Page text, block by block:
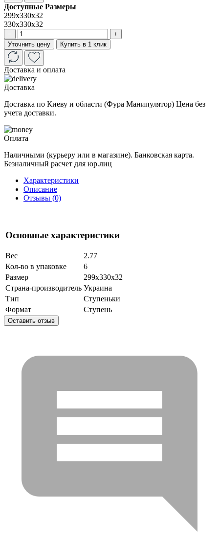
Доступные Размеры
299х330х32
330х330х32
−
+
Уточнить цену
Купить в 1 клик
Доставка и оплата
Доставка
Доставка по Киеву и области (Фура Манипулятор) Цена без
учета доставки.
Оплата
Наличными (курьеру или в магазине). Банковская карта.
Безналичный расчет для юр.лиц
Характеристики
Описание
Отзывы (0)
Основные характеристики
Вес
2.77
Кол-во в упаковке
6
Размер
299х330х32
Страна-производитель Украина
Тип
Ступеньки
Формат
Ступень
Оставить отзыв